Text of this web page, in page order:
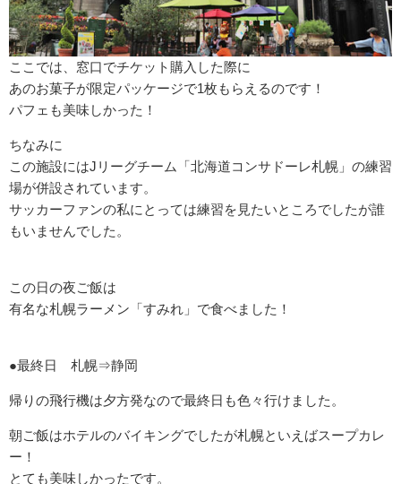
ここでは、窓口でチケット購入した際に
あのお菓子が限定パッケージで1枚もらえるのです！
パフェも美味しかった！
ちなみに
この施設にはJリーグチーム「北海道コンサドーレ札幌」の練習
場が併設されています。
サッカーファンの私にとっては練習を見たいところでしたが誰
もいませんでした。
この日の夜ご飯は
有名な札幌ラーメン「すみれ」で食べました！
●最終日 札幌⇒静岡
帰りの飛行機は夕方発なので最終日も色々行けました。
朝ご飯はホテルのバイキングでしたが札幌といえばスープカレ
ー！
とても美味しかったです。